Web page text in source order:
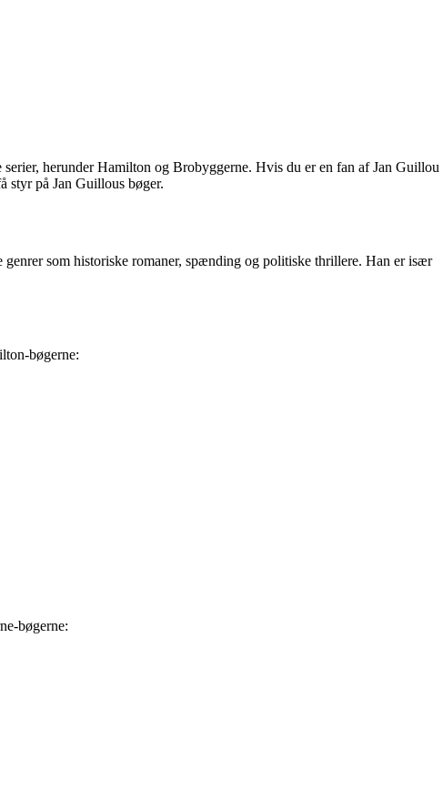
herunder Hamilton og Brobyggerne. Hvis du er en fan af Jan Guillou
styr på Jan Guillous bøger.
som historiske romaner, spænding og politiske thrillere. Han er især
bøgerne:
bøgerne: